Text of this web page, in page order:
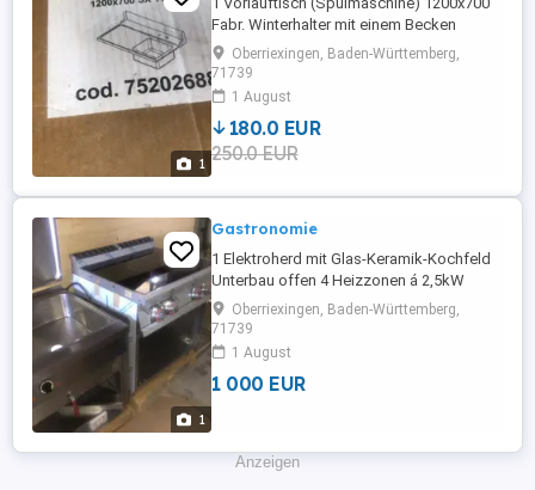
1
Fabr. Winterhalter mit einem Becken
Ausstellungsstück Abholung
Oberriexingen, Baden-Württemberg,
71739
1 August
180.0 EUR
250.0 EUR
1
Gastronomie
1 Elektroherd mit Glas-Keramik-Kochfeld
Unterbau offen 4 Heizzonen á 2,5kW
Ausstellungstück - neuwertiges Gerät
Maße 800x700x900mm Anschluß 400 V,
10kW Fabr. Multi 70 80PVE-L zur Abholung
Oberriexingen, Baden-Württemberg,
71739
1 August
1 000 EUR
Anzeigen